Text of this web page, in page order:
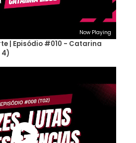
Now Playing
| Episódio #010 - Catarina
4)